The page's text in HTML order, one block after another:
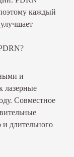
каждый
и
лазерные
Совместное
длительного